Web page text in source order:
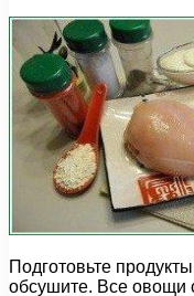
Подготовьте
обсушите. Все овощи